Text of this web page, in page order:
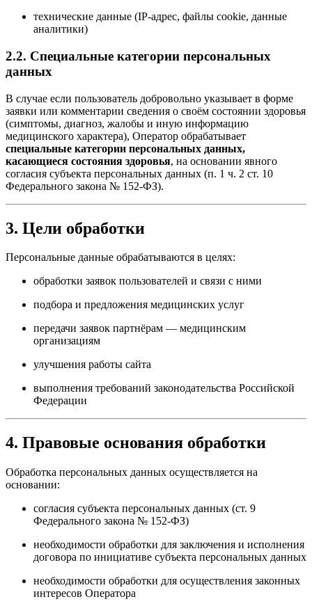
технические данные (IP-адрес, файлы cookie, данные
аналитики)
2.2. Специальные категории персональных
данных
В случае если пользователь добровольно указывает в форме
заявки или комментарии сведения о своём состоянии здоровья
(симптомы, диагноз, жалобы и иную информацию
медицинского характера), Оператор обрабатывает
специальные категории персональных данных,
касающиеся состояния здоровья, на основании явного
согласия субъекта персональных данных (п. 1 ч. 2 ст. 10
Федерального закона № 152-ФЗ).
3. Цели обработки
Персональные данные обрабатываются в целях:
обработки заявок пользователей и связи с ними
подбора и предложения медицинских услуг
передачи заявок партнёрам — медицинским
организациям
улучшения работы сайта
выполнения требований законодательства Российской
Федерации
4. Правовые основания обработки
Обработка персональных данных осуществляется на
основании:
согласия субъекта персональных данных (ст. 9
Федерального закона № 152-ФЗ)
необходимости обработки для заключения и исполнения
договора по инициативе субъекта персональных данных
необходимости обработки для осуществления законных
интересов Оператора